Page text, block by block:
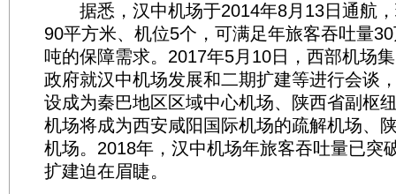
据悉，汉中机场于2014年8月13日通航，
90平方米、机位5个，可满足年旅客吞吐量
吨的保障需求。2017年5月10日，西部机场
政府就汉中机场发展和二期扩建等进行会谈
设成为秦巴地区区域中心机场、陕西省副枢
机场将成为西安咸阳国际机场的疏解机场、
机场。2018年，汉中机场年旅客吞吐量已突
扩建迫在眉睫。